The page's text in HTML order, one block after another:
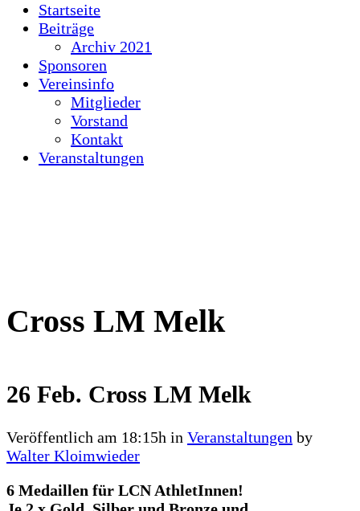
Startseite
Beiträge
Archiv 2021
Sponsoren
Vereinsinfo
Mitglieder
Vorstand
Kontakt
Veranstaltungen
Cross LM Melk
26 Feb. Cross LM Melk
Veröffentlich am 18:15h in Veranstaltungen by
Walter Kloimwieder
6 Medaillen für LCN AthletInnen!